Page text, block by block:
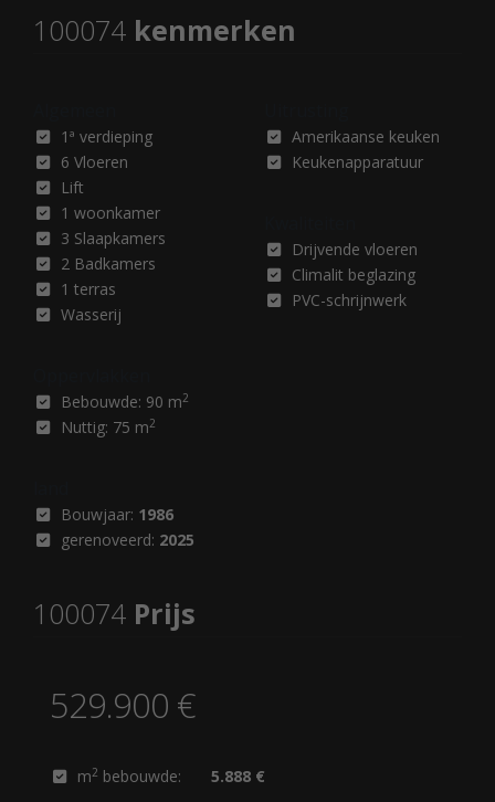
100074 kenmerken
1ª verdieping
6 Vloeren
Lift
1 woonkamer
3 Slaapkamers
2 Badkamers
1 terras
Wasserij
Bebouwde: 90 m2
Nuttig: 75 m2
Bouwjaar: 1986
gerenoveerd: 2025
Amerikaanse keuken
Keukenapparatuur
Drijvende vloeren
Climalit beglazing
PVC-schrijnwerk
100074 Prijs
529.900 €
m2 bebouwde:
5.888 €